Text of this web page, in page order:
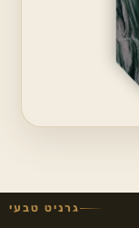
גרניט טבעי